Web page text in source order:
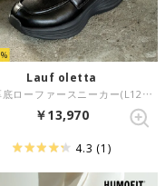
Lauf oletta
軽量厚底ローファースニーカー(L129) （BLACK）
￥13,970
4.3 (1)